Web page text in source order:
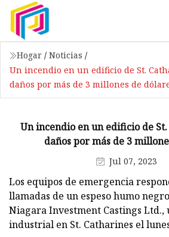
Hogar / Noticias /
Un incendio en un edificio de St.
daños por más de 3 millones de
Un incendio en un edificio de
daños por más de 3
Jul 07, 2023
Los equipos de emergencia
llamadas de un espeso humo
Niagara Investment Castings Ltd.,
industrial en St. Catharines el